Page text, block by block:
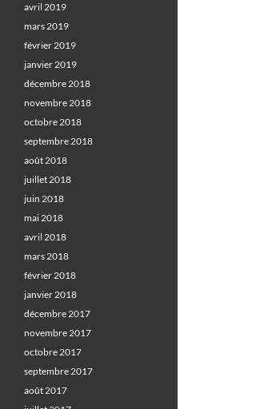
avril 2019
mars 2019
février 2019
janvier 2019
décembre 2018
novembre 2018
octobre 2018
septembre 2018
août 2018
juillet 2018
juin 2018
mai 2018
avril 2018
mars 2018
février 2018
janvier 2018
décembre 2017
novembre 2017
octobre 2017
septembre 2017
août 2017